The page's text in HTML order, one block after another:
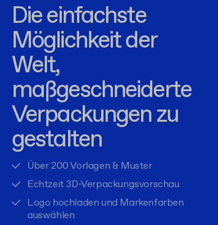
Die einfachste
Möglichkeit der
Welt,
maßgeschneiderte
Verpackungen zu
gestalten
Über 200 Vorlagen & Muster
Echtzeit 3D-Verpackungsvorschau
Logo hochladen und Markenfarben
auswählen